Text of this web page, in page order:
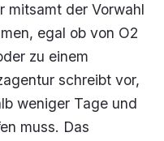
mitsamt der Vorwahl
egal ob von O2
zu einem
schreibt vor,
weniger Tage und
muss. Das